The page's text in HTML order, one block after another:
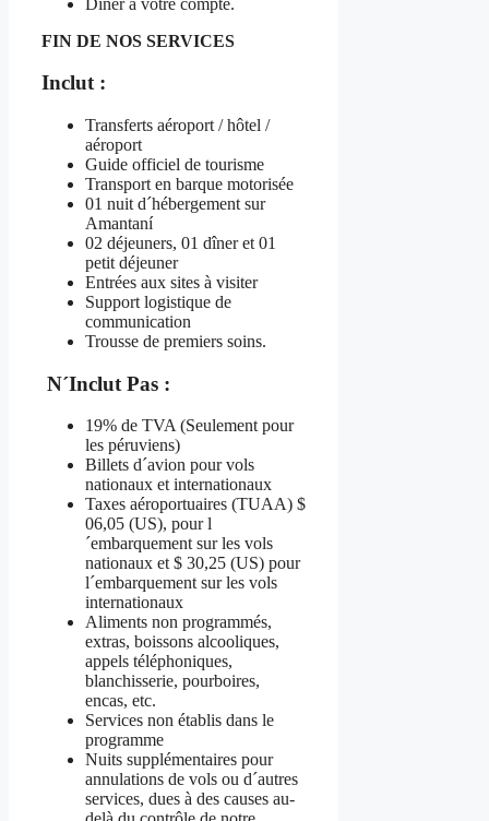
FIN DE NOS SERVICES
Inclut :
Transferts aéroport / hôtel /
aéroport
Guide officiel de tourisme
Transport en barque motorisée
01 nuit d´hébergement sur
Amantaní
02 déjeuners, 01 dîner et 01
petit déjeuner
Entrées aux sites à visiter
Support logistique de
communication
Trousse de premiers soins.
N´Inclut Pas :
19% de TVA (Seulement pour
les péruviens)
Billets d´avion pour vols
nationaux et internationaux
Taxes aéroportuaires (TUAA) $
06,05 (US), pour l
´embarquement sur les vols
nationaux et $ 30,25 (US) pour
l´embarquement sur les vols
internationaux
Aliments non programmés,
extras, boissons alcooliques,
appels téléphoniques,
blanchisserie, pourboires,
encas, etc.
Services non établis dans le
programme
Nuits supplémentaires pour
annulations de vols ou d´autres
services, dues à des causes au-